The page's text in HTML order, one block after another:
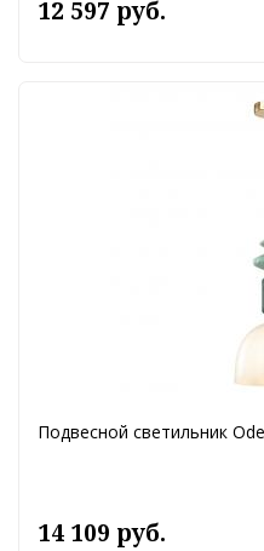
12 597 руб.
Подвесной светильник
14 109 руб.